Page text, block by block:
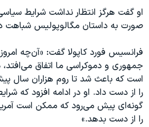
او گفت هرگز انتظار نداشت شرایط
صورت به داستان مگالوپولیس شباهت
فرانسیس فورد کاپولا گفت: «آن‌چه امروز
جمهوری و دموکراسی ما اتفاق
است که باعث شد تا روم هزاران سال
را از دست داد. او در ادامه افزود که
گونه‌ای پیش می‌رود که ممکن است
را از دست بدهد.»